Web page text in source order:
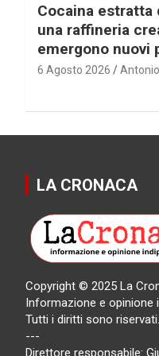
Cocaina estratta
una raffineria
emergono nuovi
6 Agosto 2026
LA CRONACA
Copyright © 2025 La
Informazione e opinione
Tutti i diritti sono riservati.
---
Direttore responsabile: